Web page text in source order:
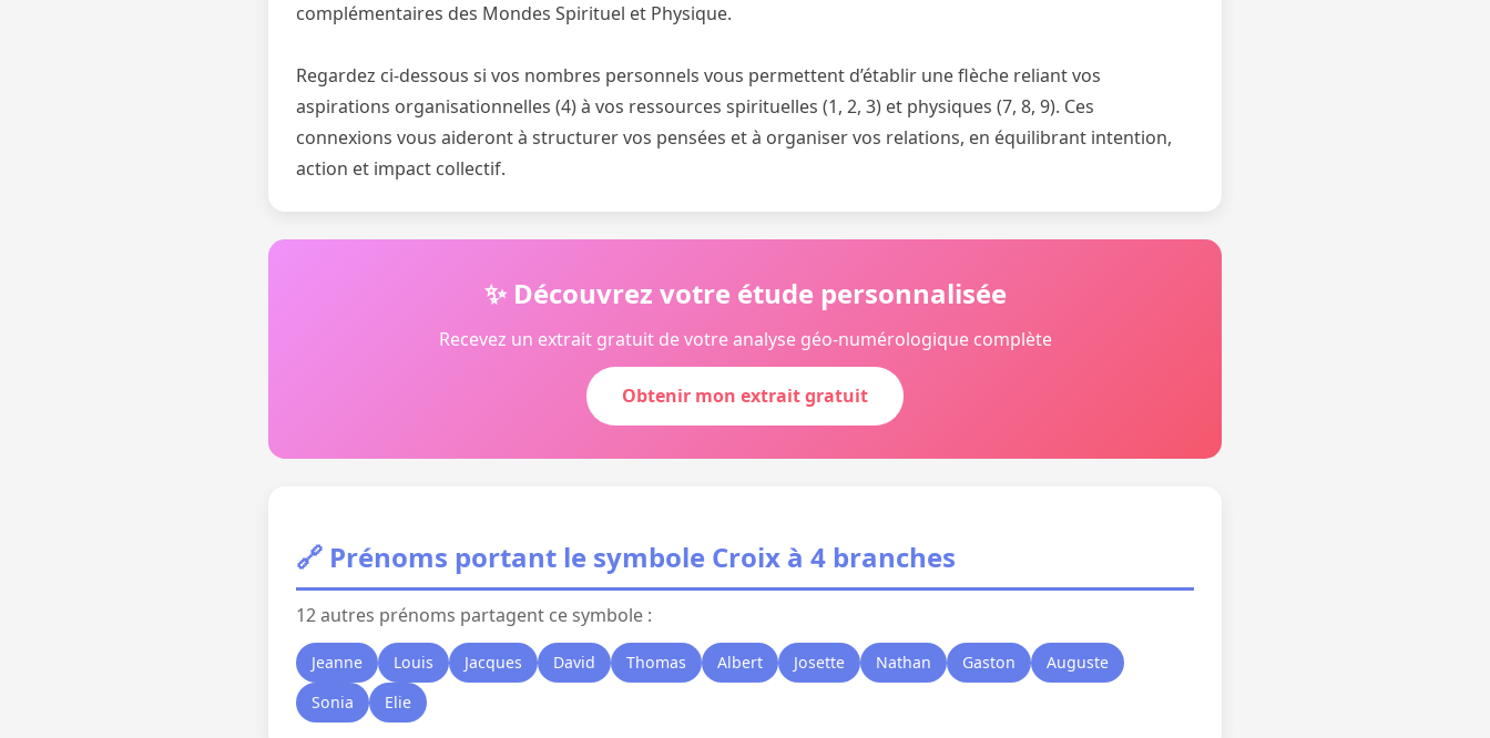
complémentaires des Mondes Spirituel et Physique.
Regardez ci-dessous si vos nombres personnels vous permettent d’établir une flèche reliant vos
aspirations organisationnelles (4) à vos ressources spirituelles (1, 2, 3) et physiques (7, 8, 9). Ces
connexions vous aideront à structurer vos pensées et à organiser vos relations, en équilibrant intention,
action et impact collectif.
✨ Découvrez votre étude personnalisée
Recevez un extrait gratuit de votre analyse géo-numérologique complète
Obtenir mon extrait gratuit
🔗 Prénoms portant le symbole Croix à 4 branches
12 autres prénoms partagent ce symbole :
Jeanne Louis Jacques David Thomas Albert Josette Nathan Gaston
Auguste
Sonia
Elie